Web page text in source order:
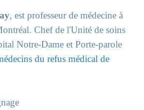
, est professeur de médecine à
Chef de l'Unité de soins
Notre-Dame et Porte-parole
du refus médical de